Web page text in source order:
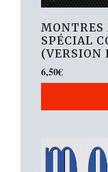
SPÉCIAL
(VERSION
6,50€